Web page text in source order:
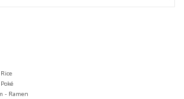
- Ramen